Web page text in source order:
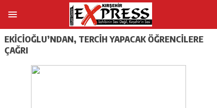
EKİCİOĞLU’NDAN, TERCİH YAPACAK ÖĞRENCİLERE
ÇAĞRI